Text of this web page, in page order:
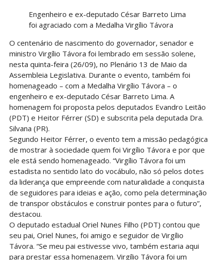
Engenheiro e ex-deputado César Barreto Lima
foi agraciado com a Medalha Virgílio Távora
O centenário de nascimento do governador, senador e
ministro Virgílio Távora foi lembrado em sessão solene,
nesta quinta-feira (26/09), no Plenário 13 de Maio da
Assembleia Legislativa. Durante o evento, também foi
homenageado – com a Medalha Virgílio Távora – o
engenheiro e ex-deputado César Barreto Lima. A
homenagem foi proposta pelos deputados Evandro Leitão
(PDT) e Heitor Férrer (SD) e subscrita pela deputada Dra.
Silvana (PR).
Segundo Heitor Férrer, o evento tem a missão pedagógica
de mostrar à sociedade quem foi Virgílio Távora e por que
ele está sendo homenageado. “Virgílio Távora foi um
estadista no sentido lato do vocábulo, não só pelos dotes
da liderança que empreende com naturalidade a conquista
de seguidores para ideias e ação, como pela determinação
de transpor obstáculos e construir pontes para o futuro”,
destacou.
O deputado estadual Oriel Nunes Filho (PDT) contou que
seu pai, Oriel Nunes, foi amigo e seguidor de Virgílio
Távora. “Se meu pai estivesse vivo, também estaria aqui
para prestar essa homenagem. Virgílio Távora foi um